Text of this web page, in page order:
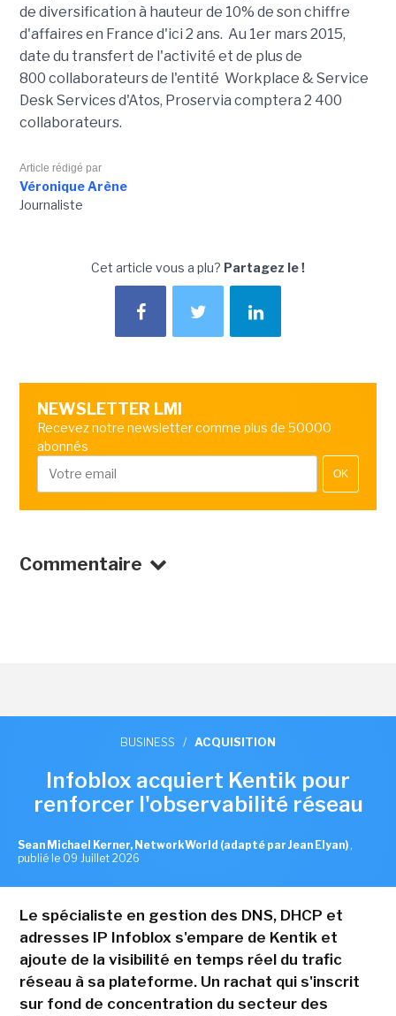
de diversification à hauteur de 10% de son chiffre
d'affaires en France d'ici 2 ans. Au 1er mars 2015,
date du transfert de l'activité et de plus de
800 collaborateurs de l'entité Workplace & Service
Desk Services d'Atos, Proservia comptera 2 400
collaborateurs.
Article rédigé par
Véronique Arène
Journaliste
Cet article vous a plu? Partagez le !
NEWSLETTER LMI
Recevez notre newsletter comme plus de 50000
abonnés
OK
Commentaire
BUSINESS / ACQUISITION
Infoblox acquiert Kentik pour
renforcer l'observabilité réseau
Sean Michael Kerner, NetworkWorld (adapté par Jean Elyan) ,
publié le 09 Juillet 2026
Le spécialiste en gestion des DNS, DHCP et
adresses IP Infoblox s'empare de Kentik et
ajoute de la visibilité en temps réel du trafic
réseau à sa plateforme. Un rachat qui s'inscrit
sur fond de concentration du secteur des